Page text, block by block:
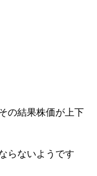
の結果株価が上下
らないようです